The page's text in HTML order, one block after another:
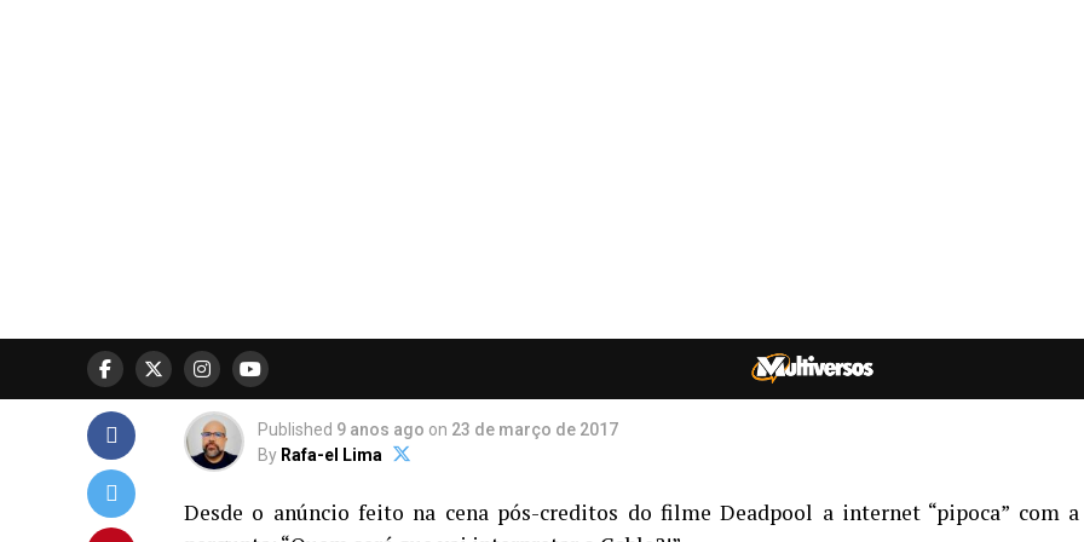
Published 9 anos ago on 23 de março de 2017
By Rafa-el Lima
Desde o anúncio feito na cena pós-creditos do filme Deadpool a internet “pipoca” com a